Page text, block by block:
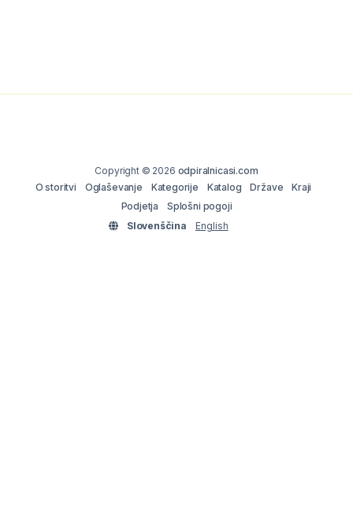
Copyright © 2026 odpiralnicasi.com
O storitvi
Oglaševanje Kategorije Katalog Države
Kraji
Podjetja
Splošni pogoji
Slovenščina
English